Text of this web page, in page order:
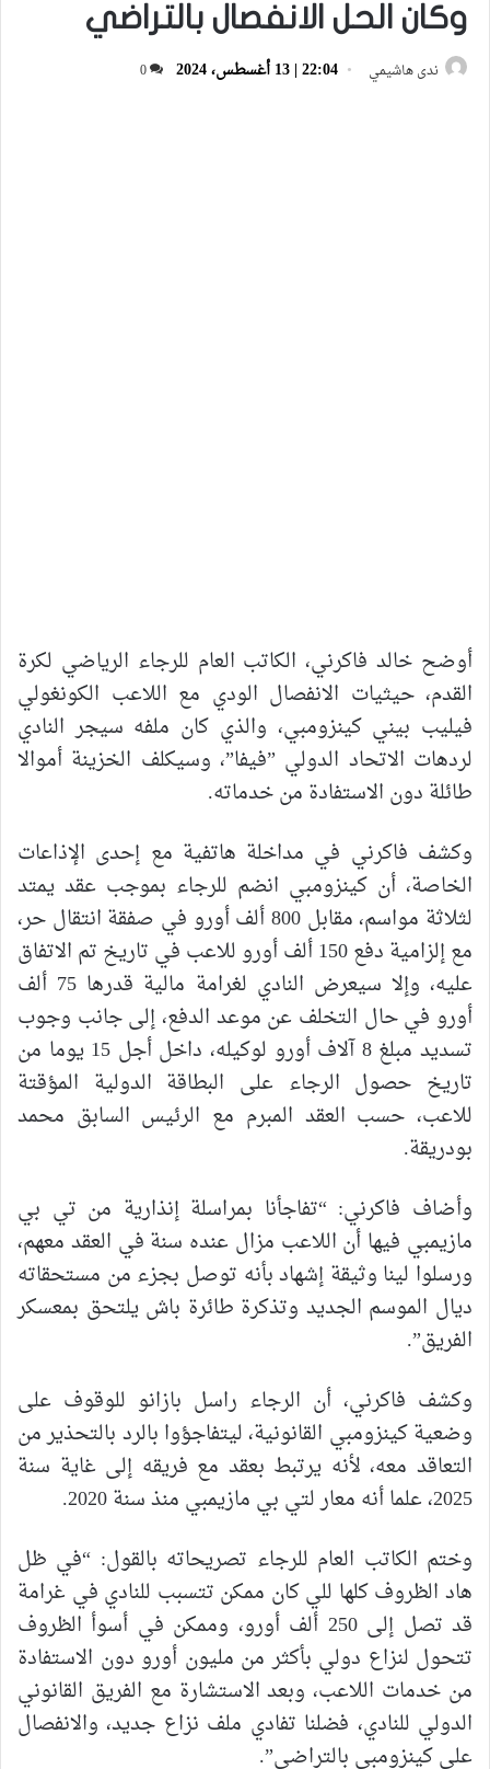
وكان الحل الانفصال بالتراضي
ندى هاشيمي 22:04 | 13 أغسطس، 2024 0
أوضح خالد فاكرني، الكاتب العام للرجاء الرياضي لكرة
القدم، حيثيات الانفصال الودي مع اللاعب الكونغولي
فيليب بيني كينزومبي، والذي كان ملفه سيجر النادي
لردهات الاتحاد الدولي ”فيفا”، وسيكلف الخزينة أموالا
طائلة دون الاستفادة من خدماته.
وكشف فاكرني في مداخلة هاتفية مع إحدى الإذاعات
الخاصة، أن كينزومبي انضم للرجاء بموجب عقد يمتد
لثلاثة مواسم، مقابل 800 ألف أورو في صفقة انتقال حر،
مع إلزامية دفع 150 ألف أورو للاعب في تاريخ تم الاتفاق
عليه، وإلا سيعرض النادي لغرامة مالية قدرها 75 ألف
أورو في حال التخلف عن موعد الدفع، إلى جانب وجوب
تسديد مبلغ 8 آلاف أورو لوكيله، داخل أجل 15 يوما من
تاريخ حصول الرجاء على البطاقة الدولية المؤقتة
للاعب، حسب العقد المبرم مع الرئيس السابق محمد
بودريقة.
وأضاف فاكرني: “تفاجأنا بمراسلة إنذارية من تي بي
مازيمبي فيها أن اللاعب مزال عنده سنة في العقد معهم،
ورسلوا لينا وثيقة إشهاد بأنه توصل بجزء من مستحقاته
ديال الموسم الجديد وتذكرة طائرة باش يلتحق بمعسكر
الفريق”.
وكشف فاكرني، أن الرجاء راسل بازانو للوقوف على
وضعية كينزومبي القانونية، ليتفاجؤوا بالرد بالتحذير من
التعاقد معه، لأنه يرتبط بعقد مع فريقه إلى غاية سنة
2025، علما أنه معار لتي بي مازيمبي منذ سنة 2020.
وختم الكاتب العام للرجاء تصريحاته بالقول: “في ظل
هاد الظروف كلها للي كان ممكن تتسبب للنادي في غرامة
قد تصل إلى 250 ألف أورو، وممكن في أسوأ الظروف
تتحول لنزاع دولي بأكثر من مليون أورو دون الاستفادة
من خدمات اللاعب، وبعد الاستشارة مع الفريق القانوني
الدولي للنادي، فضلنا تفادي ملف نزاع جديد، والانفصال
على كينزومبي بالتراضي”.